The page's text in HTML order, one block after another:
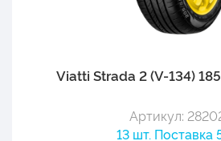
Viatti Strada 2 (V-134)
Артикул:
13 шт. Поставка